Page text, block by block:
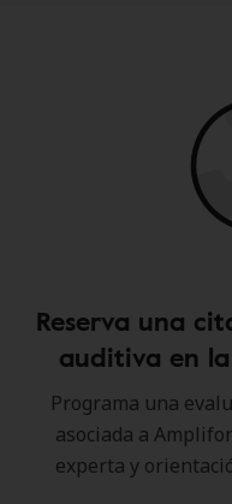
Reserva una
auditiva en
Programa una
asociada a
experta y